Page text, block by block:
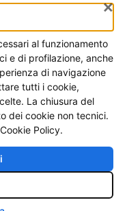
oppure visita la
di capelli.
Toscana
×
al funzionamento
e di profilazione, anche
di navigazione
tutti i cookie,
La chiusura del
dei cookie non tecnici.
Policy.
♿